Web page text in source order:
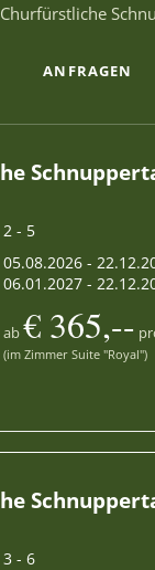
ANFRAGEN
2 - 5
05.08.2026 -
06.01.2027 -
ab€ 365,--
(im Zimmer Suite "Royal")
3 - 6